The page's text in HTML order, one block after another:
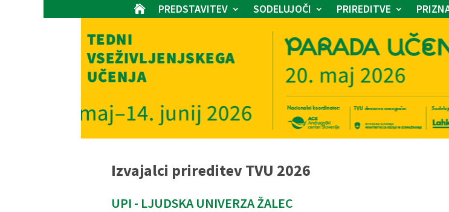
 PREDSTAVITEV SODELUJOČI PRIREDITVE
Izvajalci prireditev TVU 2026
UPI - LJUDSKA UNIVERZA ŽALEC